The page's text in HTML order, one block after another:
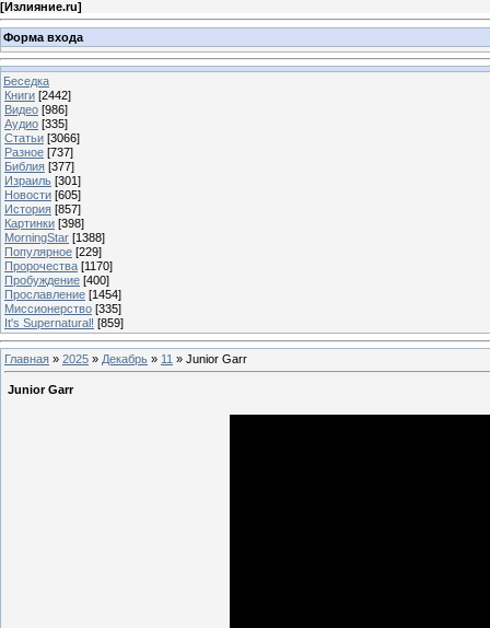
[Излияние.ru]
Форма входа
Беседка
Книги [2442]
Видео [986]
Аудио [335]
Статьи [3066]
Разное [737]
Библия [377]
Израиль [301]
Новости [605]
История [857]
Картинки [398]
MorningStar [1388]
Популярное [229]
Пророчества [1170]
Пробуждение [400]
Прославление [1454]
Миссионерство [335]
It's Supernatural! [859]
Главная » 2025 » Декабрь » 11 » Junior Garr
Junior Garr